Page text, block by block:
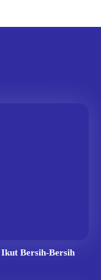
Bersih-Bersih